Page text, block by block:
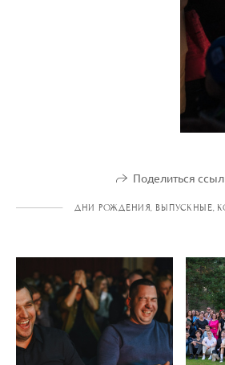
Поделиться
ДНИ РОЖДЕНИЯ, ВЫПУСКНЫЕ,